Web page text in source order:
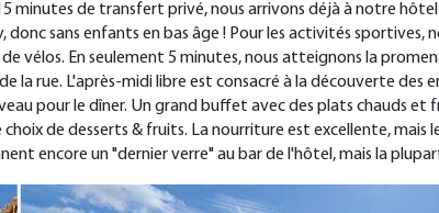
minutes de transfert privé, nous arrivons déjà à notre
sans enfants en bas âge ! Pour les activités sportives,
vélos. En seulement 5 minutes, nous atteignons la
la rue. L'après-midi libre est consacré à la découverte
pour le dîner. Un grand buffet avec des plats chauds
de desserts & fruits. La nourriture est excellente, mais
encore un "dernier verre" au bar de l'hôtel, mais la